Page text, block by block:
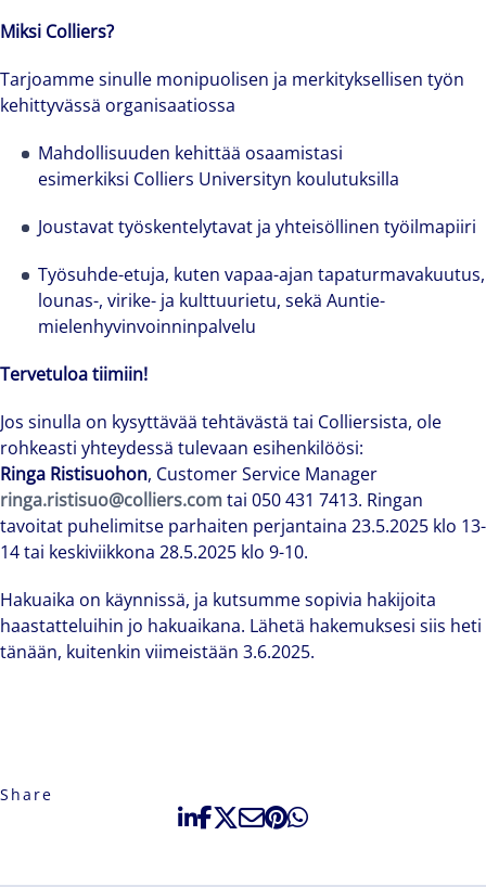
Miksi Colliers?
Tarjoamme sinulle monipuolisen ja merkityksellisen työn
kehittyvässä organisaatiossa
Mahdollisuuden kehittää osaamistasi
esimerkiksi Colliers Universityn koulutuksilla
Joustavat työskentelytavat ja yhteisöllinen työilmapiiri
Työsuhde-etuja, kuten vapaa-ajan tapaturmavakuutus,
lounas-, virike- ja kulttuurietu, sekä Auntie-
mielenhyvinvoinninpalvelu
Tervetuloa tiimiin!
Jos sinulla on kysyttävää tehtävästä tai Colliersista, ole
rohkeasti yhteydessä tulevaan esihenkilöösi:
Ringa Ristisuohon, Customer Service Manager
ringa.ristisuo@colliers.comtai 050 431 7413. Ringan
tavoitat puhelimitse parhaiten perjantaina 23.5.2025 klo 13-
14 tai keskiviikkona 28.5.2025 klo 9-10.
Hakuaika on käynnissä, ja kutsumme sopivia hakijoita
haastatteluihin jo hakuaikana. Lähetä hakemuksesi siis heti
tänään, kuitenkin viimeistään 3.6.2025.
Share
professional services and investment
solutions-oriented. Let us show you how we
see opportunity in change – and seize it.